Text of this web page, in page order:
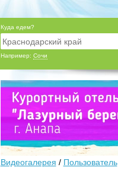
Куда едем?
Например: Сочи
Видеогалерея / Пользователь